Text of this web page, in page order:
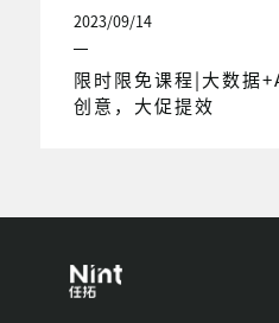
2023/09/14
限时限免课程|大数据
创意，大促提效